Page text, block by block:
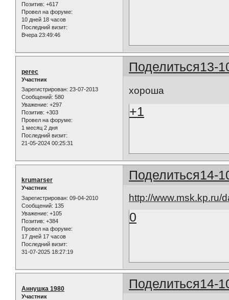
Позитив: +617
Провел на форуме:
10 дней 18 часов
Последний визит:
Вчера 23:49:46
Поделиться13-
perec
Участник
Зарегистрирован: 23-07-2013
Сообщений: 580
Уважение: +297
Позитив: +303
Провел на форуме:
1 месяц 2 дня
Последний визит:
21-05-2024 00:25:31
хороша
+1
Поделиться14-
krumarser
Участник
Зарегистрирован: 09-04-2010
Сообщений: 135
Уважение: +105
Позитив: +384
Провел на форуме:
17 дней 17 часов
Последний визит:
31-07-2025 18:27:19
http://www.msk.kp.ru/
0
Поделиться14-
Аннушка 1980
Участник